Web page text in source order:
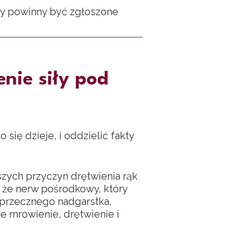
powinny być zgłoszone
siły pod
się dzieje, i oddzielić fakty
przyczyn drętwienia rąk
nerw pośrodkowy, który
nadgarstka,
mrowienie, drętwienie i